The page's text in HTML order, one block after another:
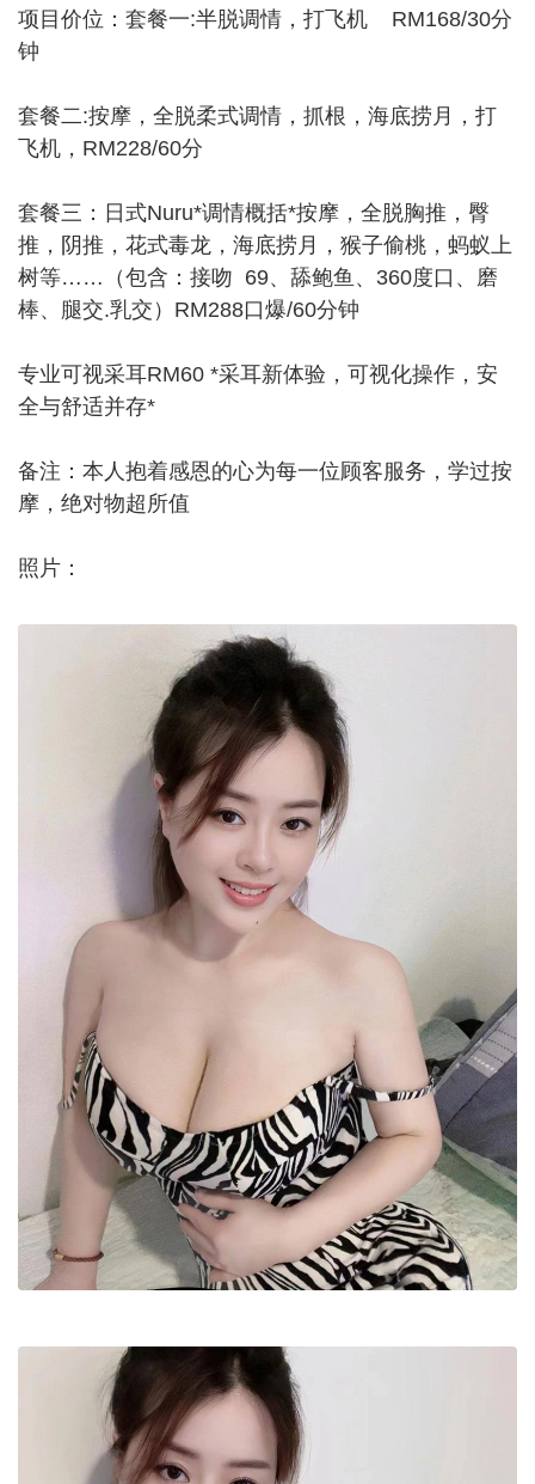
项目价位：套餐一:半脱调情，打飞机 RM168/30分
钟
套餐二:按摩，全脱柔式调情，抓根，海底捞月，打
飞机，RM228/60分
套餐三：日式Nuru*调情概括*按摩，全脱胸推，臀
推，阴推，花式毒龙，海底捞月，猴子偷桃，蚂蚁上
树等……（包含：接吻 69、舔鲍鱼、360度口、磨
棒、腿交.乳交）RM288口爆/60分钟
专业可视采耳RM60 *采耳新体验，可视化操作，安
全与舒适并存*
备注：本人抱着感恩的心为每一位顾客服务，学过按
摩，绝对物超所值
照片：